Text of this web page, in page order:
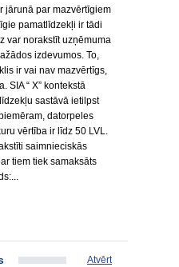
jārunā par mazvērtīgiem
pamatlīdzekļi ir tādi
var norakstīt uzņēmuma
izdevumos. To,
ir vai nav mazvērtīgs,
SIA “ X” kontekstā
sastāvā ietilpst
datorpeles
vērtība ir līdz 50 LVL.
saimnieciskās
tiem tiek samaksāts
Atvērt